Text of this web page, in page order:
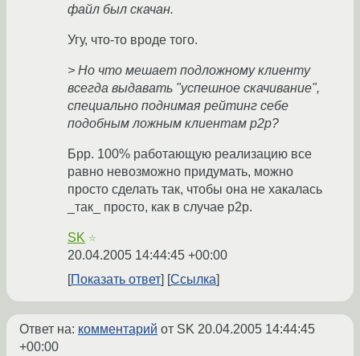
файл был скачан.
Угу, что-то вроде того.
> Но что мешает подложному клиенту
всегда выдавать "успешное скачивание",
специально поднимая рейтинг себе
подобным ложным клиентам p2p?
Брр. 100% работающую реализацию все
равно невозможно придумать, можно
просто сделать так, чтобы она не хакалась
_так_ просто, как в случае p2p.
SK ☆
20.04.2005 14:44:45 +00:00
Показать ответ
Ссылка
Ответ на: комментарий от SK 20.04.2005 14:44:45
+00:00